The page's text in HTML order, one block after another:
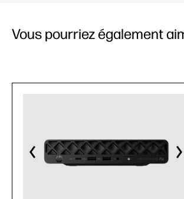
Vous pourriez également